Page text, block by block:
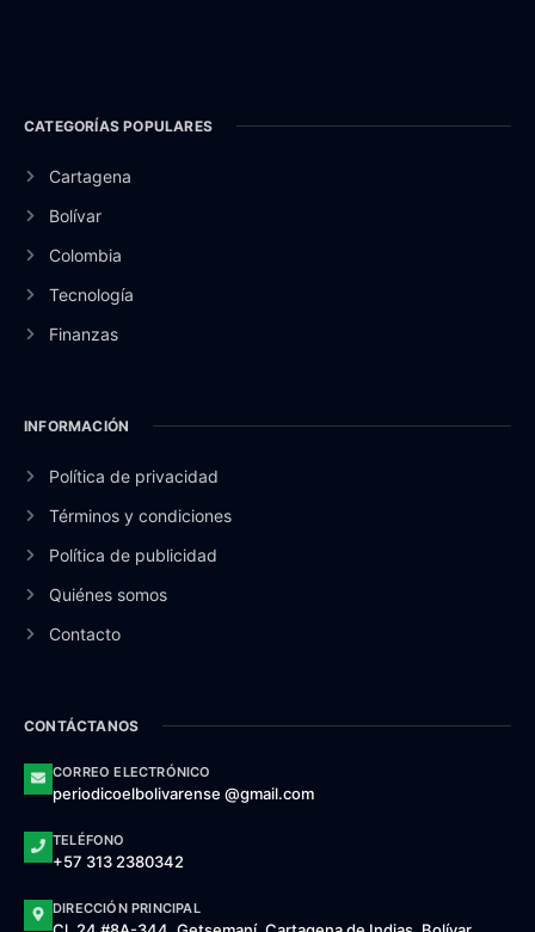
CATEGORÍAS POPULARES
Cartagena
Bolívar
Colombia
Tecnología
Finanzas
INFORMACIÓN
Política de privacidad
Términos y condiciones
Política de publicidad
Quiénes somos
Contacto
CONTÁCTANOS
CORREO ELECTRÓNICO
periodicoelbolivarense @gmail.com
TELÉFONO
+57 313 2380342
DIRECCIÓN PRINCIPAL